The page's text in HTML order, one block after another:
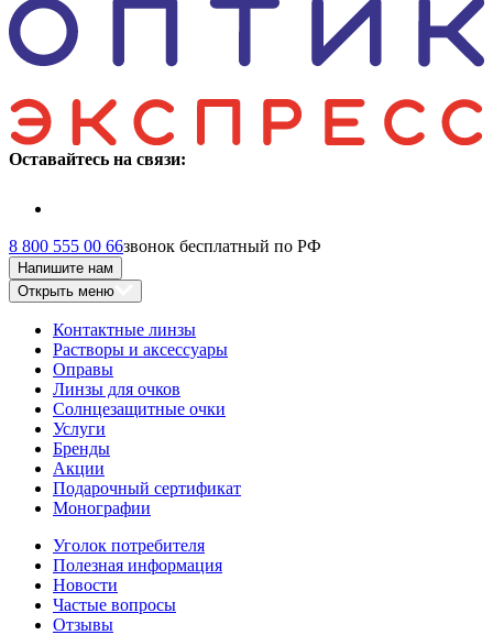
Оставайтесь на связи:
8 800 555 00 66звонок бесплатный по РФ
Напишите нам
Открыть меню
Контактные линзы
Растворы и аксессуары
Оправы
Линзы для очков
Солнцезащитные очки
Услуги
Бренды
Акции
Подарочный сертификат
Монографии
Уголок потребителя
Полезная информация
Новости
Частые вопросы
Отзывы